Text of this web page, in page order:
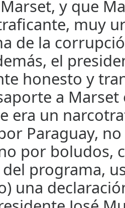
y que
muy
de la
el
honesto y
a Marset
era un
Paraguay,
por boludos,
programa,
una